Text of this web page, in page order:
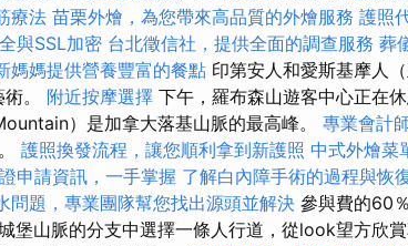
療法 苗栗外燴，為您帶來高品質的外燴服務 護照
與SSL加密 台北徵信社，提供全面的調查服務 葬
媽媽提供營養豐富的餐點 印第安人和愛斯基摩人
。 附近按摩選擇 下午，羅布森山遊客中心正在
）是加拿大落基山脈的最高峰。 專業會計
護照換發流程，讓您順利拿到新護照 中式外燴菜
申請資訊，一手掌握 了解白內障手術的過程與恢
問題，專業團隊幫您找出源頭並解決 參與費的60
山脈的分支中選擇一條人行道，從look望方欣賞